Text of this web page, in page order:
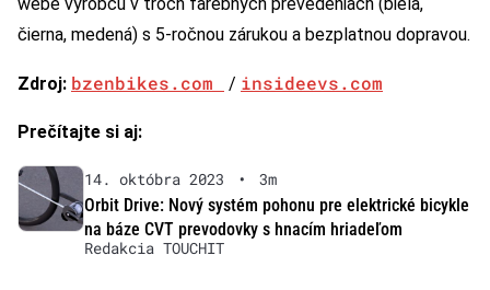
čierna, medená) s 5-ročnou zárukou a bezplatnou dopravou.
Zdroj: bzenbikes.com / insideevs.com
Prečítajte si aj:
14. októbra 2023 •
3m
Orbit Drive: Nový systém pohonu pre elektrické bicykle
na báze CVT prevodovky s hnacím hriadeľom
Redakcia TOUCHIT